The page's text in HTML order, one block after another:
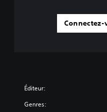
Éditeur:
Genres: